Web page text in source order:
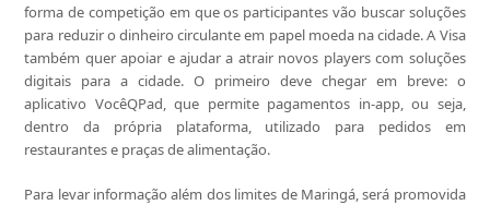
forma de competição em que os participantes vão buscar soluções
para reduzir o dinheiro circulante em papel moeda na cidade. A Visa
também quer apoiar e ajudar a atrair novos players com soluções
digitais para a cidade. O primeiro deve chegar em breve: o
aplicativo VocêQPad, que permite pagamentos in-app, ou seja,
dentro da própria plataforma, utilizado para pedidos em
restaurantes e praças de alimentação.
Para levar informação além dos limites de Maringá, será promovida